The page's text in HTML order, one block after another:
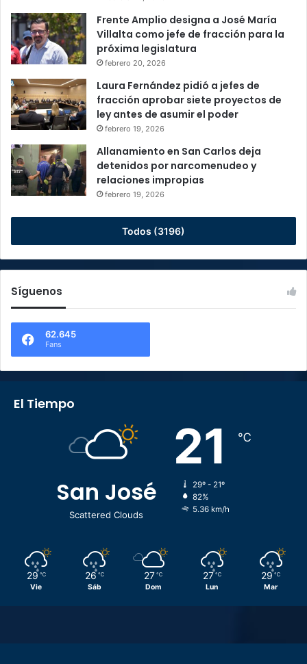
Frente Amplio designa a José María
Villalta como jefe de fracción para la
próxima legislatura
febrero 20, 2026
Laura Fernández pidió a jefes de
fracción aprobar siete proyectos de
ley antes de asumir el poder
febrero 19, 2026
Allanamiento en San Carlos deja
detenidos por narcomenudeo y
relaciones impropias
febrero 19, 2026
Todos (3196)
Síguenos
62.645
Fans
El Tiempo
San José
Scattered Clouds
21 ℃
29º - 21º
82%
5.36 km/h
29 ℃
Vie
26 ℃
Sáb
27 ℃
Dom
27 ℃
Lun
29 ℃
Mar